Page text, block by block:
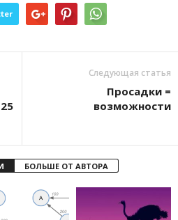
Следующая статья
Просадки =
возможности
БОЛЬШЕ ОТ АВТОРА